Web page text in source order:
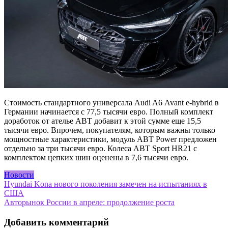
Стоимость стандартного универсала Audi A6 Avant e-hybrid в
Германии начинается с 77,5 тысячи евро. Полный комплект
доработок от ателье ABT добавит к этой сумме еще 15,5
тысячи евро. Впрочем, покупателям, которым важны только
мощностные характеристики, модуль ABT Power предложен
отдельно за три тысячи евро. Колеса ABT Sport HR21 с
комплектом цепких шин оценены в 7,6 тысячи евро.
Новости
Навигация
по
Hyundai Kona нового поколения замечен на испытаниях в
США
Авторынок России в апреле: продолжение роста
Добавить комментарий